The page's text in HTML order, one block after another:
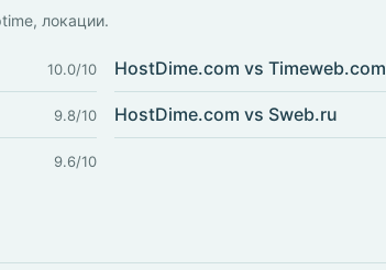
локации.
10.0/10 HostDime.com vs Timeweb.com
9.8/10 HostDime.com vs Sweb.ru
9.6/10